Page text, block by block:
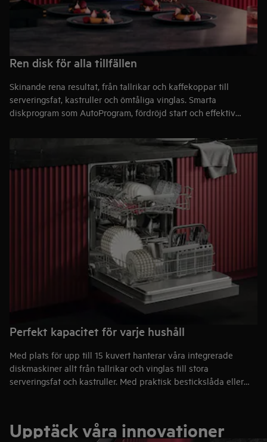
Ren disk för alla tillfällen
Skinande rena resultat, från tallrikar och kaffekoppar till
serveringsfat, kastruller och ömtåliga vinglas. Smarta
diskprogram som AutoProgram, fördröjd start och effektiv
fastbränd mat. Perfekt när du vill duka upp till
middagsbjudning och låta varje detalj glänsa.
Perfekt kapacitet för varje hushåll
Med plats för upp till 15 kuvert hanterar våra integrerade
diskmaskiner allt från tallrikar och vinglas till stora
serveringsfat och kastruller. Med praktisk bestickslåda eller
Upptäck våra innovationer